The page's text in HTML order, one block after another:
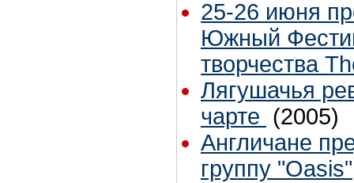
25-26 июня
Южный
творчества
Лягушачья
чарте (2005)
Англичане
группу "Oasis"